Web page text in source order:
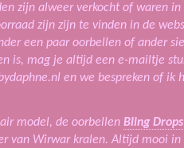
zijn alweer verkocht of waren
zijn zijn te vinden in de
een paar oorbellen of ander
is, mag je altijd een e-mailtje
en we bespreken of ik
model, de oorbellen Bling Drops
van Wirwar kralen. Altijd mooi in